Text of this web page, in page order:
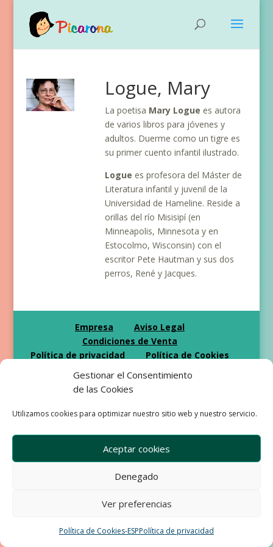
Gestionar el Consentimiento
de las Cookies
Utilizamos cookies para optimizar nuestro sitio web y nuestro servicio.
Aceptar cookies
Denegado
Ver preferencias
Política de Cookies-ESPPolítica de privacidad
Logue, Mary
La poetisa Mary Logue es autora
de varios libros para jóvenes y
adultos. Duerme como un tigre es
su primer cuento infantil ilustrado.
Logue es profesora del Máster de
Literatura infantil y juvenil de la
Universidad de Hameline. Reside a
orillas del río Misisipí (en
Minneapolis, Minnesota y en
Estocolmo, Wisconsin) con el
escritor Pete Hautman y sus dos
perros, René y Jacques.
Empresa
Aviso Legal
Condiciones de Venta
Política de privacidad
Política de Cookies
Development & Design by Ixole